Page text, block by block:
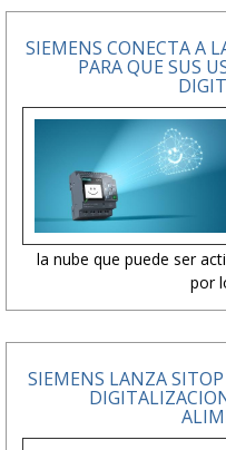
SIEMENS CONECTA A
PARA QUE SUS
la nube que puede ser
por
SIEMENS LANZA